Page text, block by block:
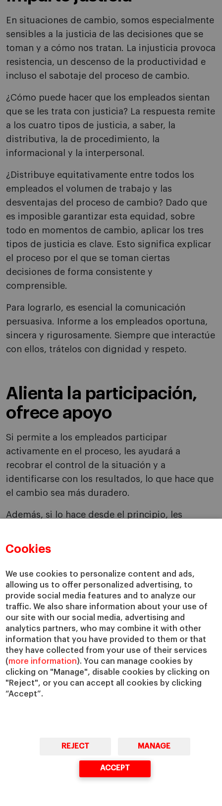
Cookies
We use cookies to personalize content and ads,
allowing us to offer personalized advertising, to
provide social media features and to analyze our
traffic. We also share information about your use of
our site with our social media, advertising and
analytics partners, who may combine it with other
information that you have provided to them or that
they have collected from your use of their services
(more information). You can manage cookies by
clicking on "Manage", disable cookies by clicking on
"Reject", or you can accept all cookies by clicking
“Accept”.
REJECT MANAGE
ACCEPT
En situaciones de cambio, somos especialmente
sensibles a la justicia de las decisiones que se
toman y a cómo nos tratan. La injusticia provoca
resistencia, un descenso de la productividad e
incluso el sabotaje del proceso de cambio.
¿Cómo puede hacer que los empleados sientan
que se les trata con justicia? La respuesta remite
a los cuatro tipos de justicia, a saber, la
distributiva, la de procedimiento, la
informacional y la interpersonal.
¿Distribuye equitativamente entre todos los
empleados el volumen de trabajo y las
desventajas del proceso de cambio? Dado que
es imposible garantizar esta equidad, sobre
todo en momentos de cambio, aplicar los tres
tipos de justicia es clave. Esto significa explicar
el proceso por el que se toman ciertas
decisiones de forma consistente y
comprensible.
Para lograrlo, es esencial la comunicación
persuasiva. Informe a los empleados oportuna,
sincera y rigurosamente. Siempre que interactúe
con ellos, trátelos con dignidad y respeto.
Alienta la participación,
ofrece apoyo
Si permite a los empleados participar
activamente en el proceso, les ayudará a
recobrar el control de la situación y a
identificarse con los resultados, lo que hace que
el cambio sea más duradero.
Además, si lo hace desde el principio, les
reduciendo el miedo al fracaso que suscita todo
agentes del cambio como a ellos para superar
los obstáculos que surjan durante el proceso.
A la hora de promover una cultura que vea los
errores como oportunidades para aprender,
como la que defendía Popper, los directivos
pueden emplear diversas técnicas:
Lista de carencias: los empleados llevan libretas
y anotan reclamaciones, quejas e ineficiencias
que después se discuten en reuniones.
hacen empresas como IBM y Gore-Tex.
Reflexión: tras un proyecto, se ha de invitar a los
empleados a que reflexionen sobre lo que salió